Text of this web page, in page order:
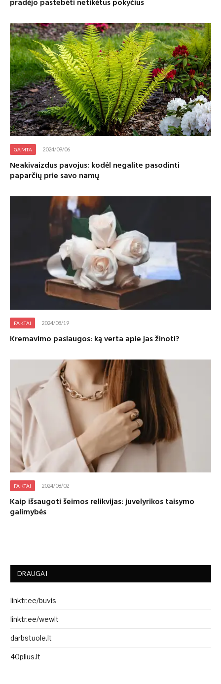
pradėjo pastebėti netikėtus pokyčius
GAMTA 2024/09/06
Neakivaizdus pavojus: kodėl negalite pasodinti
paparčių prie savo namų
FAKTAI 2024/08/19
Kremavimo paslaugos: ką verta apie jas žinoti?
FAKTAI 2024/08/02
Kaip išsaugoti šeimos relikvijas: juvelyrikos taisymo
galimybės
DRAUGAI
linktr.ee/buvis
linktr.ee/wewlt
darbstuole.lt
40plius.lt